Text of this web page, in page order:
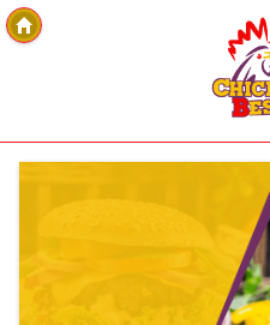
Copyright Des-click